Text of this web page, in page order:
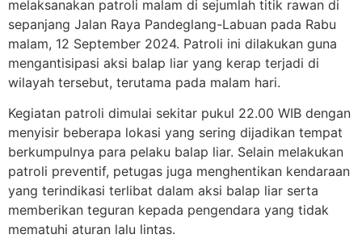
melaksanakan patroli malam di sejumlah titik rawan di
sepanjang Jalan Raya Pandeglang-Labuan pada Rabu
malam, 12 September 2024. Patroli ini dilakukan guna
mengantisipasi aksi balap liar yang kerap terjadi di
wilayah tersebut, terutama pada malam hari.
Kegiatan patroli dimulai sekitar pukul 22.00 WIB dengan
menyisir beberapa lokasi yang sering dijadikan tempat
berkumpulnya para pelaku balap liar. Selain melakukan
patroli preventif, petugas juga menghentikan kendaraan
yang terindikasi terlibat dalam aksi balap liar serta
memberikan teguran kepada pengendara yang tidak
mematuhi aturan lalu lintas.